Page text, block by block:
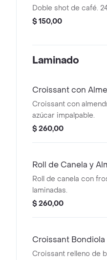
Doble shot de café.
$ 150,00
Laminado
Croissant con
Croissant con
azúcar impalpable.
$ 260,00
Roll de Canela y
Roll de canela con
laminadas.
$ 260,00
Croissant
Croissant relleno de